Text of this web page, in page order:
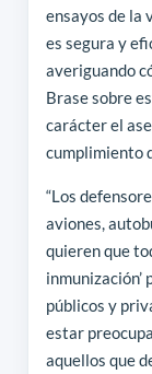
ensayos de la
es segura y
averiguando
Brase sobre
carácter el
cumplimiento
“Los
aviones,
quieren que
públicos y
estar
aquellos que